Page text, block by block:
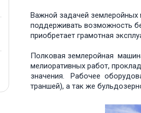
Важной задачей
поддерживать возможность
приобретает грамотная
Полковая землеройная
мелиоративных работ,
значения. Рабочее
траншей), а так же